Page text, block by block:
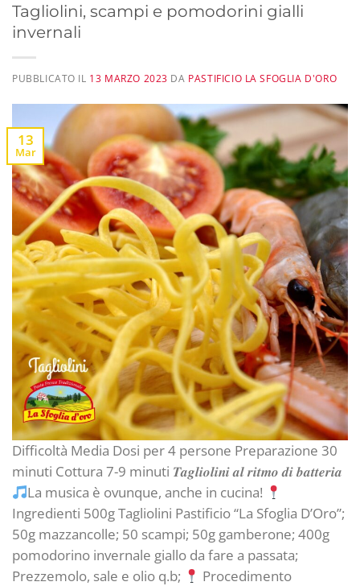
Tagliolini, scampi e pomodorini gialli
invernali
PUBBLICATO IL 13 MARZO 2023 DA PASTIFICIO LA SFOGLIA D'ORO
13
Mar
Difficoltà Media Dosi per 4 persone Preparazione 30
minuti Cottura 7-9 minuti 𝑻𝒂𝒈𝒍𝒊𝒐𝒍𝒊𝒏𝒊 𝒂𝒍 𝒓𝒊𝒕𝒎𝒐 𝒅𝒊 𝒃𝒂𝒕𝒕𝒆𝒓𝒊𝒂
La musica è ovunque, anche in cucina!
Ingredienti 500g Tagliolini Pastificio “La Sfoglia D’Oro”;
50g mazzancolle; 50 scampi; 50g gamberone; 400g
pomodorino invernale giallo da fare a passata;
Prezzemolo, sale e olio q.b;
Procedimento